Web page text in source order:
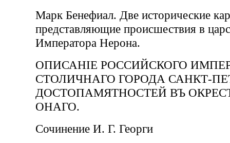
Марк Бенефиал. Две исторические
представляющие происшествия в
Императора Нерона.
ОПИСАНIЕ РОССИЙСКОГО
СТОЛИЧНАГО ГОРОДА САНКТ-
ДОСТОПАМЯТНОСТЕЙ ВЪ
ОНАГО.
Сочинение И. Г. Георги